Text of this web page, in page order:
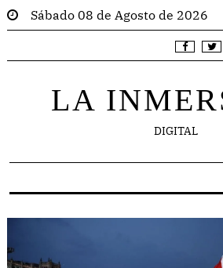
Sábado 08 de Agosto de 2026
LA
DIGITAL